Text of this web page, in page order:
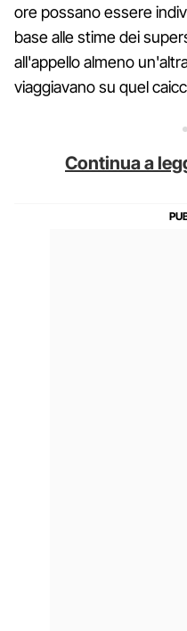
ore possano essere
base alle stime dei
all'appello almeno
viaggiavano su quel
Continua a